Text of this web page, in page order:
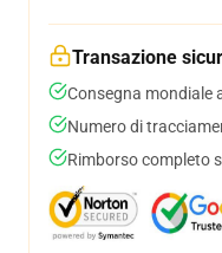
Transazione
Consegna mondiale
Numero di
Rimborso completo